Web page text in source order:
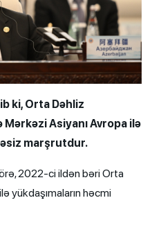
ki, Orta Dəhliz
Asiyanı Avropa ilə
marşrutdur.
2022-ci ildən bəri Orta
yükdaşımaların həcmi